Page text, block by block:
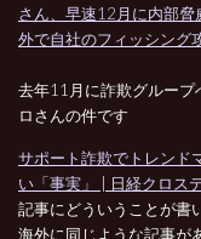
さん、早速12月に内部
外で自社のフィッシング
去年11月に詐欺グループ
ロさんの件です
サポート詐欺でトレンド
い「事実」 | 日経クロス
記事にどういうことが書
海外に同じような記事が